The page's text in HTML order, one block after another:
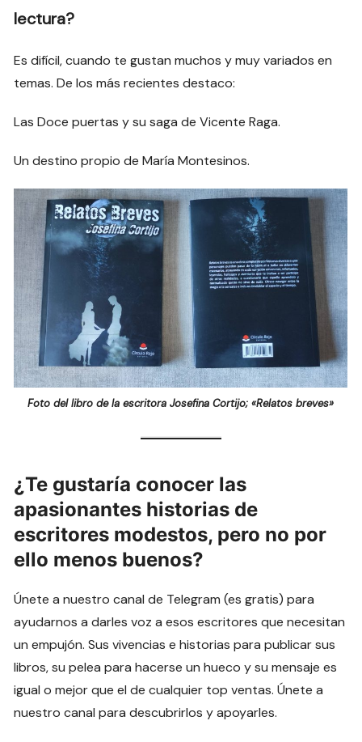
lectura?
Es difícil, cuando te gustan muchos y muy variados en
temas. De los más recientes destaco:
Las Doce puertas y su saga de Vicente Raga.
Un destino propio de María Montesinos.
Foto del libro de la escritora Josefina Cortijo; «Relatos breves»
¿Te gustaría conocer las
apasionantes historias de
escritores modestos, pero no por
ello menos buenos?
Únete a nuestro canal de Telegram (es gratis) para
ayudarnos a darles voz a esos escritores que necesitan
un empujón. Sus vivencias e historias para publicar sus
libros, su pelea para hacerse un hueco y su mensaje es
igual o mejor que el de cualquier top ventas. Únete a
nuestro canal para descubrirlos y apoyarles.